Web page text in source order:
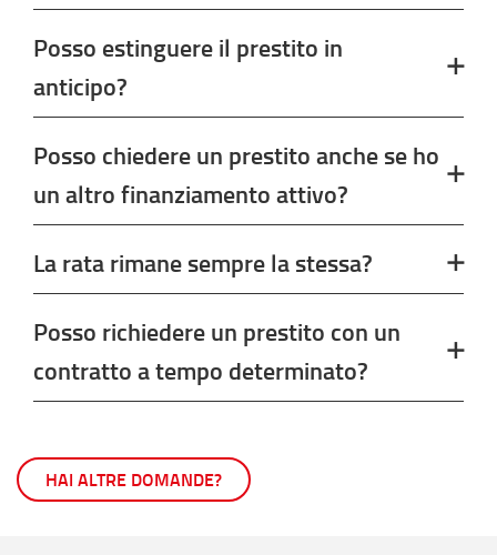
Posso estinguere il prestito in
anticipo?
Posso chiedere un prestito anche se ho
un altro finanziamento attivo?
La rata rimane sempre la stessa?
Posso richiedere un prestito con un
contratto a tempo determinato?
HAI ALTRE DOMANDE?